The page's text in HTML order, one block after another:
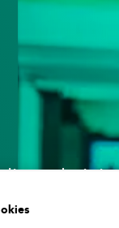
de
tot high